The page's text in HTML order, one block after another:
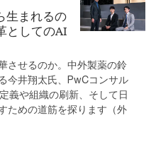
生まれるの
としてのAI
させるのか。中外製薬の鈴
今井翔太氏、PwCコンサル
義や組織の刷新、そして日
ための道筋を探ります（外